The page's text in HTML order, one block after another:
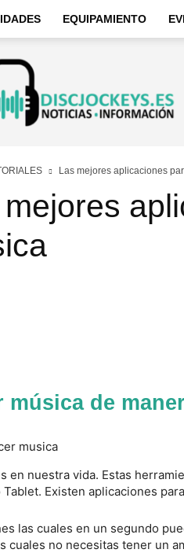
EQUIPAMIENTO
Las mejores aplicaciones
música de
en nuestra vida. Estas
Existen aplicaciones para
las cuales en un segundo
cuales no necesitas tener un